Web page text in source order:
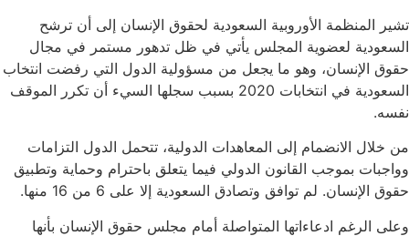
تشير المنظمة الأوروبية السعودية لحقوق الإنسان إلى أن ترشح
السعودية لعضوية المجلس يأتي في ظل تدهور مستمر في مجال
حقوق الإنسان، وهو ما يجعل من مسؤولية الدول التي رفضت انتخاب
السعودية في انتخابات 2020 بسبب سجلها السيء أن تكرر الموقف
نفسه.
من خلال الانضمام إلى المعاهدات الدولية، تتحمل الدول التزامات
وواجبات بموجب القانون الدولي فيما يتعلق باحترام وحماية وتطبيق
حقوق الإنسان. لم توافق وتصادق السعودية إلا على 6 من 16 منها.
وعلى الرغم ادعاءاتها المتواصلة أمام مجلس حقوق الإنسان بأنها